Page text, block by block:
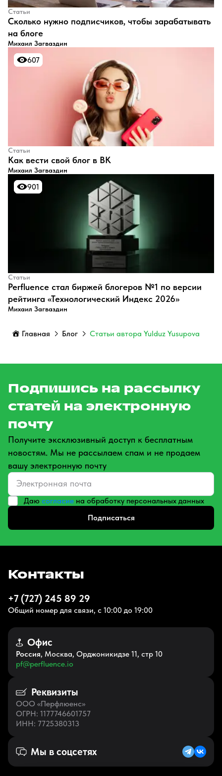
Статьи
​Сколько нужно подписчиков, чтобы зарабатывать
на блоге
Михаил Загваздин
607
607
Статьи
​Как вести свой блог в ВК
Михаил Загваздин
901
901
Статьи
Perfluence стал биржей блогеров №1 по версии
рейтинга «Технологический Индекс 2026»
Михаил Загваздин
Главная Блог Статьи автора Yulduz Yusupova
Подпишись на рассылку
статей на электронную
почту
Получите эксклюзивный доступ к бесплатным
новостям. Мы не рассылаем спам и не продаем
вашу электронную почту
Даю согласие на обработку персональных данных
Подписаться
Контакты
+7 (727) 245 89 29
Общий номер для связи, с 10:00 до 19:00
Офис
Россия, Москва, Орджоникидзе 11, стр 10
pf@perfluence.io
Реквизиты
ООО «Перфлюенс»
ОГРН: 1177746601757
ИНН: 7725380313
Мы в соцсетях